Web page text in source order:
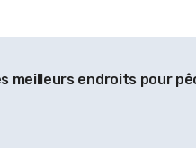
meilleurs endroits pour